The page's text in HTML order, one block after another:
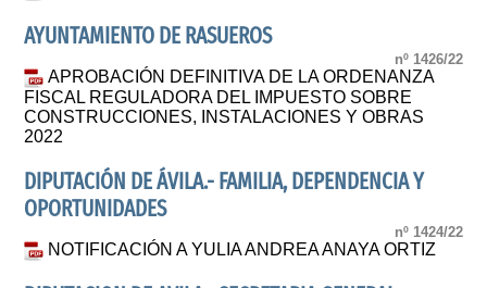
AYUNTAMIENTO DE RASUEROS
nº 1426/22
APROBACIÓN DEFINITIVA DE LA ORDENANZA
FISCAL REGULADORA DEL IMPUESTO SOBRE
CONSTRUCCIONES, INSTALACIONES Y OBRAS
2022
DIPUTACIÓN DE ÁVILA.- FAMILIA, DEPENDENCIA Y
OPORTUNIDADES
nº 1424/22
NOTIFICACIÓN A YULIA ANDREA ANAYA ORTIZ